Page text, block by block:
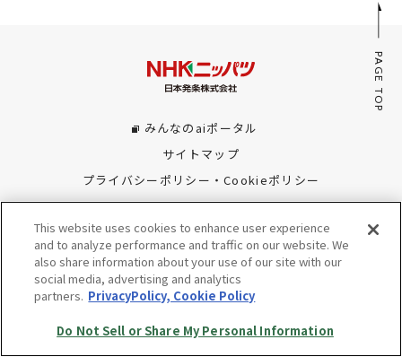
お問い合わせ
PAGE TOP
みんなのaiポータル
サイトマップ
プライバシーポリシー・Cookieポリシー
Do Not Sell or Share My Personal Information
© Copyright NHK SPRING Co.,Ltd. All rights reserved.
This website uses cookies to enhance user experience
and to analyze performance and traffic on our website. We
also share information about your use of our site with our
social media, advertising and analytics
partners. PrivacyPolicy, Cookie Policy
Do Not Sell or Share My Personal Information